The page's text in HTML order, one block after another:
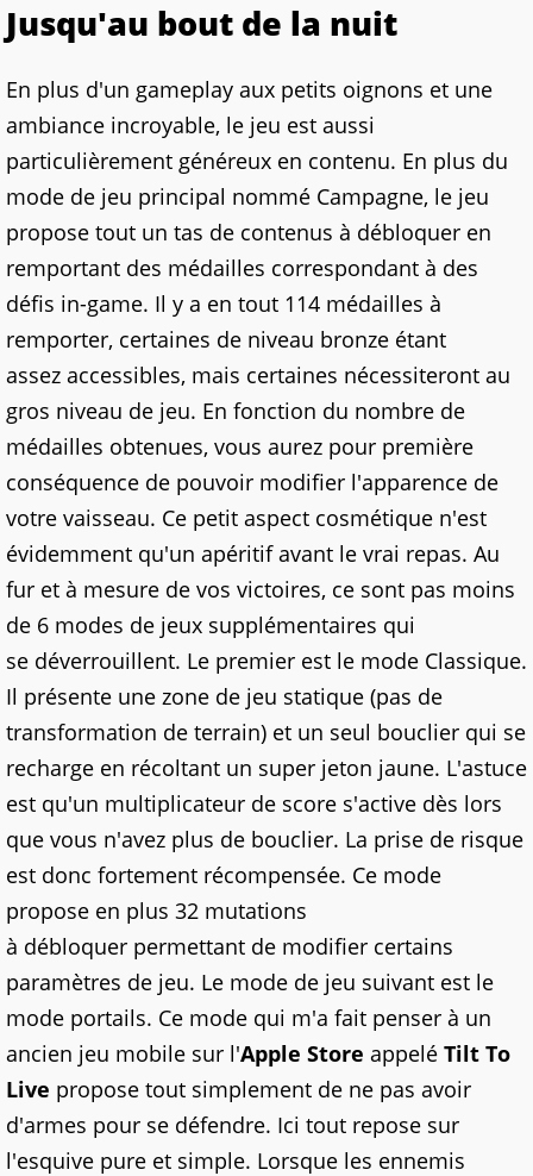
Jusqu'au bout de la nuit
En plus d'un gameplay aux petits oignons et une
ambiance incroyable, le jeu est aussi
particulièrement généreux en contenu. En plus du
mode de jeu principal nommé Campagne, le jeu
propose tout un tas de contenus à débloquer en
remportant des médailles correspondant à des
défis in-game. Il y a en tout 114 médailles à
remporter, certaines de niveau bronze étant
assez accessibles, mais certaines nécessiteront au
gros niveau de jeu. En fonction du nombre de
médailles obtenues, vous aurez pour première
conséquence de pouvoir modifier l'apparence de
votre vaisseau. Ce petit aspect cosmétique n'est
évidemment qu'un apéritif avant le vrai repas. Au
fur et à mesure de vos victoires, ce sont pas moins
de 6 modes de jeux supplémentaires qui
se déverrouillent. Le premier est le mode Classique.
Il présente une zone de jeu statique (pas de
transformation de terrain) et un seul bouclier qui se
recharge en récoltant un super jeton jaune. L'astuce
est qu'un multiplicateur de score s'active dès lors
que vous n'avez plus de bouclier. La prise de risque
est donc fortement récompensée. Ce mode
propose en plus 32 mutations
à débloquer permettant de modifier certains
paramètres de jeu. Le mode de jeu suivant est le
mode portails. Ce mode qui m'a fait penser à un
ancien jeu mobile sur l'Apple Store appelé Tilt To
Live propose tout simplement de ne pas avoir
d'armes pour se défendre. Ici tout repose sur
l'esquive pure et simple. Lorsque les ennemis